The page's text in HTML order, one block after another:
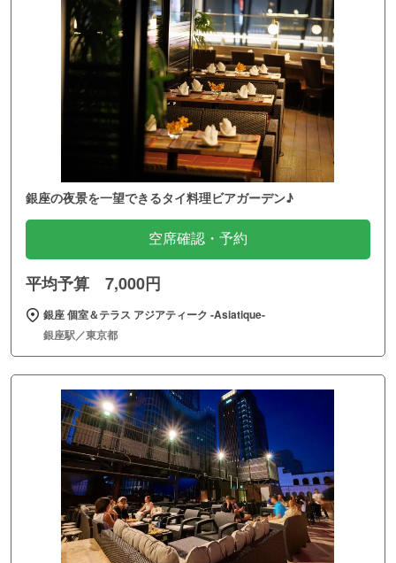
銀座の夜景を一望できるタイ料理ビアガーデン♪
空席確認・予約
平均予算 7,000円
銀座 個室＆テラス アジアティーク ‐Asiatique‐
銀座駅／東京都